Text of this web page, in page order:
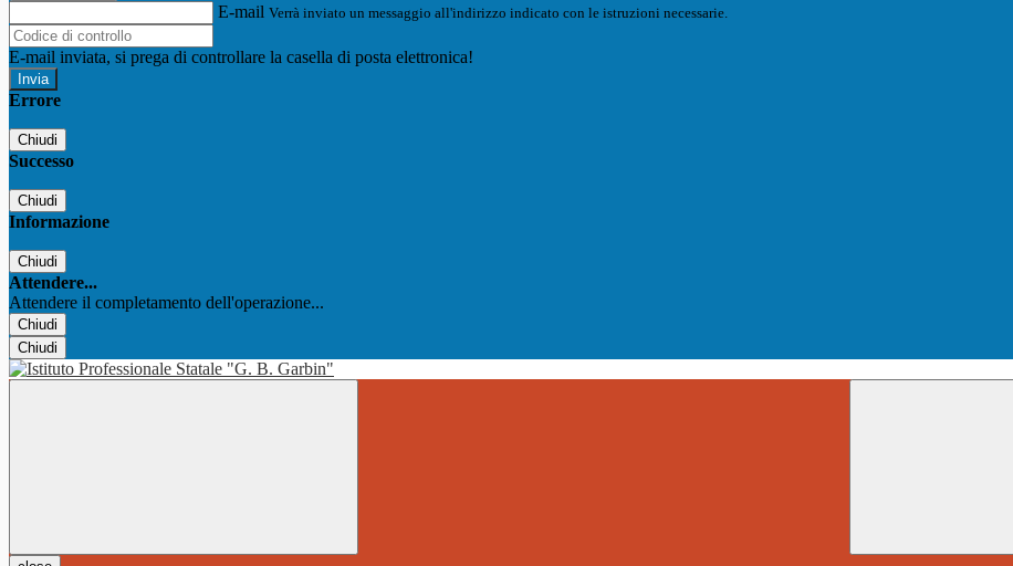
E-mail Verrà inviato un messaggio all'indirizzo indicato con le istruzioni necessarie.
E-mail inviata, si prega di controllare la casella di posta elettronica!
Errore
Chiudi
Successo
Chiudi
Informazione
Chiudi
Attendere...
Attendere il completamento dell'operazione...
Chiudi
Chiudi